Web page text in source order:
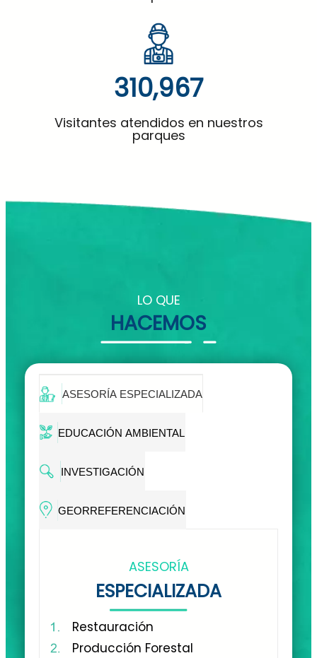
316,251
Visitantes atendidos en nuestros
parques
LO QUE
HACEMOS
ASESORÍA ESPECIALIZADA
EDUCACIÓN AMBIENTAL
INVESTIGACIÓN
GEORREFERENCIACIÓN
ASESORÍA
ESPECIALIZADA
Restauración
Producción Forestal